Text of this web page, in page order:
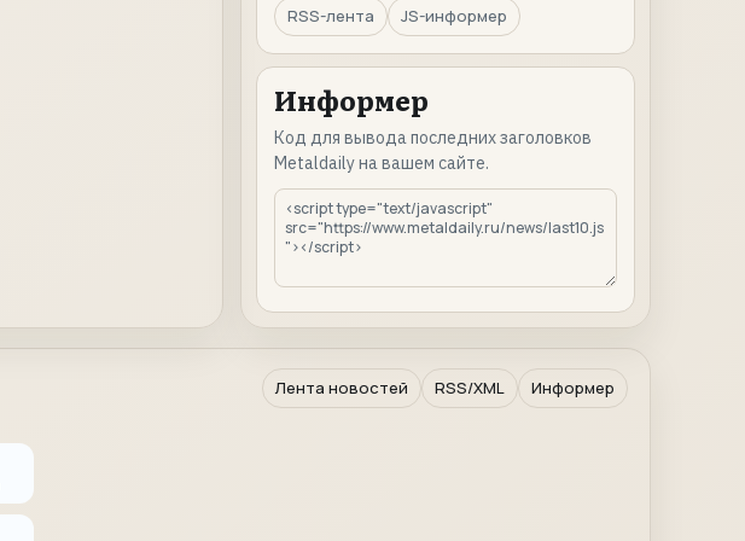
RSS-лента
JS-информер
Информер
Код для вывода последних заголовков
Metaldaily на вашем сайте.
Лента новостей RSS/XML Информер